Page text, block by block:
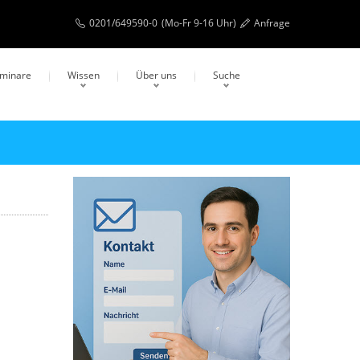
0201/649590-0 (Mo-Fr 9-16 Uhr) Anfrage
Wissen Über uns Suche